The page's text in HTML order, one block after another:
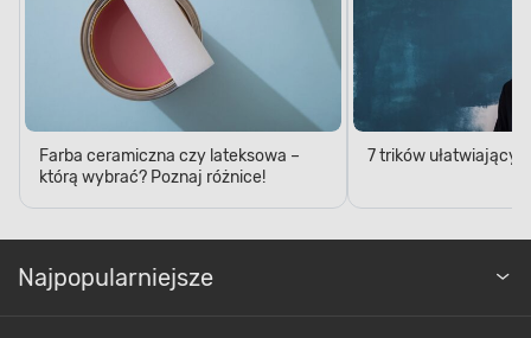
Farby wewnętrzne
Farba ceramiczna czy lateksowa –
którą wybrać? Poznaj różnice!
7 trików
Najpopularniejsze